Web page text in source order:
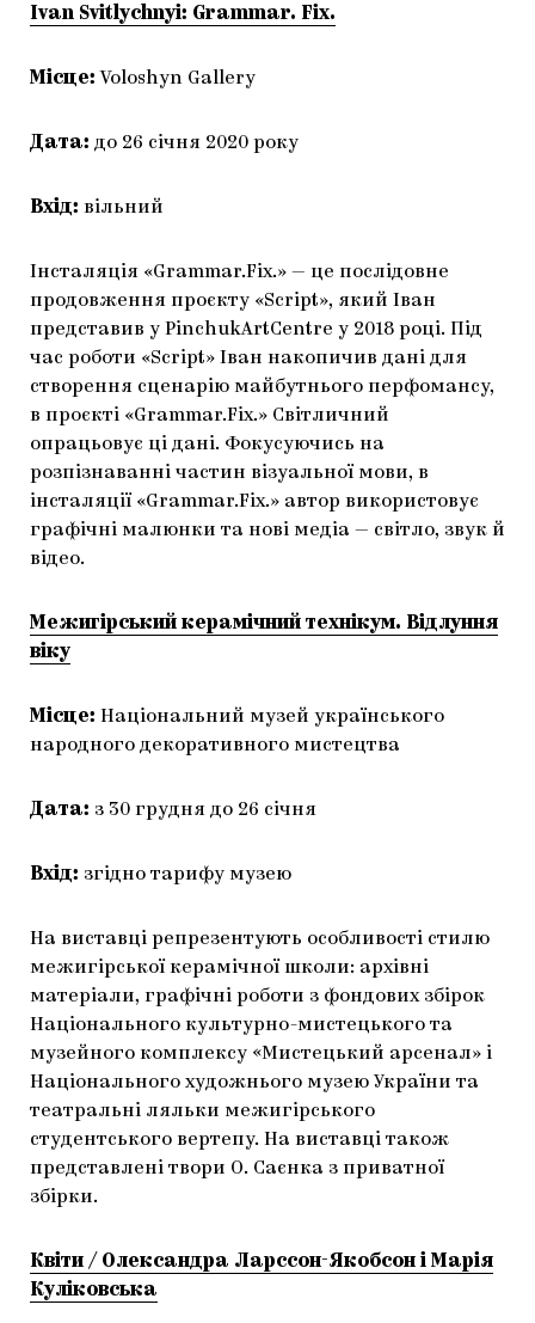
Ivan Svitlychnyi: Grammar. Fix.
Місце: Voloshyn Gallery
Дата: до 26 січня 2020 року
Вхід: вільний
Інсталяція «Grammar.Fix.» — це послідовне
продовження проєкту «Script», який Іван
представив у PinchukArtCentre у 2018 році. Під
час роботи «Script» Іван накопичив дані для
створення сценарію майбутнього перфомансу,
в проєкті «Grammar.Fix.» Світличний
опрацьовує ці дані. Фокусуючись на
розпізнаванні частин візуальної мови, в
інсталяції «Grammar.Fix.» автор використовує
графічні малюнки та нові медіа — світло, звук й
відео.
Межигірський керамічний технікум. Відлуння
віку
Місце: Національний музей українського
народного декоративного мистецтва
Дата: з 30 грудня до 26 січня
Вхід: згідно тарифу музею
На виставці репрезентують особливості стилю
межигірської керамічної школи: архівні
матеріали, графічні роботи з фондових збірок
Національного культурно-мистецького та
музейного комплексу «Мистецький арсенал» і
Національного художнього музею України та
театральні ляльки межигірського
студентського вертепу. На виставці також
представлені твори О. Саєнка з приватної
збірки.
Квіти / Олександра Ларссон-Якобсон і Марія
Куліковська